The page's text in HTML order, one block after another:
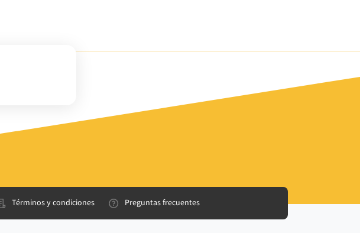
Términos y condiciones Preguntas frecuentes